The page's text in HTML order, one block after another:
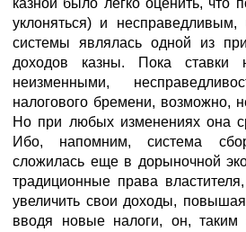
казной было легко оценить, что
уклоняться) и несправедливым,
системы являлась одной из
доходов казны. Пока ставки
неизменными,
налогового бремени, возможно,
Но при любых изменениях она
Ибо, напомним, система
сложилась еще в дорыночной
традиционные права
увеличить свои доходы,
вводя новые налоги, он,